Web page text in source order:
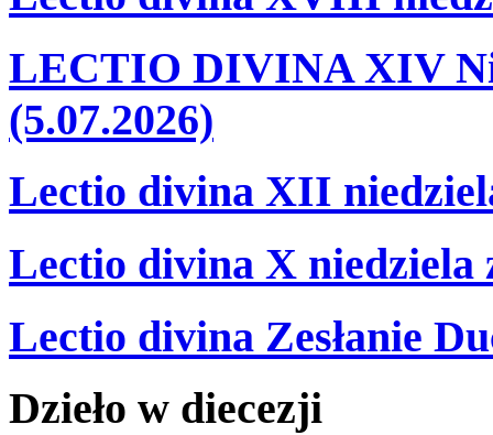
LECTIO DIVINA XIV
(5.07.2026)
Lectio divina XII
Lectio divina X niedziela
Lectio divina Zesłanie
Dzieło w diecezji